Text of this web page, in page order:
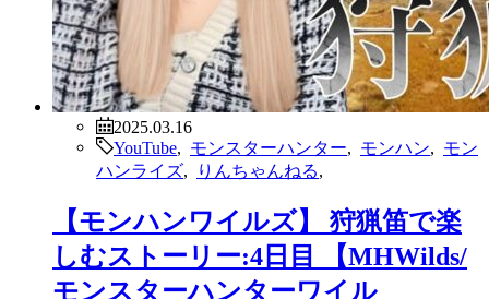
2025.03.16
YouTube
モンスターハンター モンハン
モン
ハンライズ
りんちゃんねる
【モンハンワイルズ】 狩猟笛で楽
しむストーリー:4日目 【MHWilds/
モンスターハンターワイル